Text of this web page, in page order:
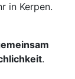
in Kerpen.
.